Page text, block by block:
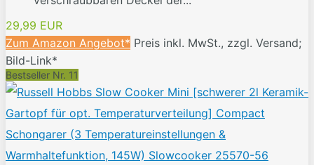
29,99 EUR
Zum Amazon Angebot* Preis inkl. MwSt., zzgl. Versand;
Bild-Link*
Bestseller Nr. 11